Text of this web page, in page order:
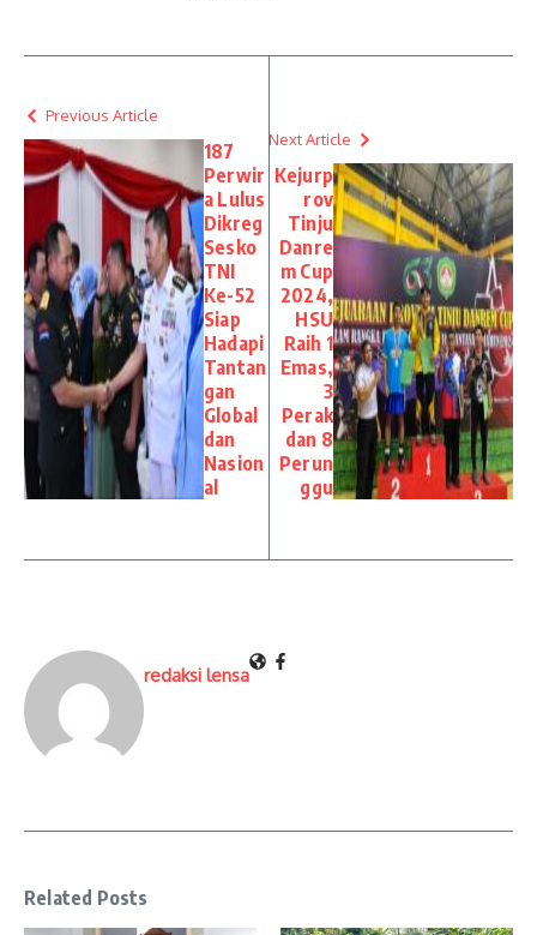
Previous Article
187
Perwir
a Lulus
Dikreg
Sesko
TNI
Ke-52
Siap
Hadapi
Tantan
gan
Global
dan
Nasion
al
Next Article
Kejurp
rov
Tinju
Danre
m Cup
2024,
HSU
Raih 1
Emas,
3
Perak
dan 8
Perun
ggu
redaksi lensa
Related Posts